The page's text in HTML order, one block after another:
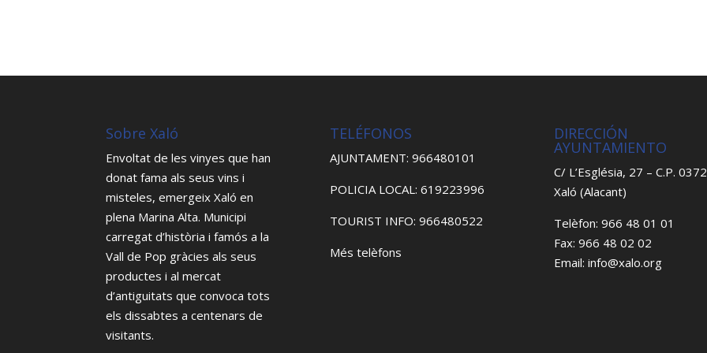
Sobre Xaló
Envoltat de les vinyes que han
donat fama als seus vins i
misteles, emergeix Xaló en
plena Marina Alta. Municipi
carregat d’història i famós a la
Vall de Pop gràcies als seus
productes i al mercat
d’antiguitats que convoca tots
els dissabtes a centenars de
visitants.
TELÉFONOS
AJUNTAMENT: 966480101
POLICIA LOCAL: 619223996
TOURIST INFO: 966480522
Més telèfons
DIRECCIÓN
AYUNTAMIENTO
C/ L’Església, 27 – C.P.
Xaló (Alacant)
Telèfon: 966 48 01 01
Fax: 966 48 02 02
Email: info@xalo.org